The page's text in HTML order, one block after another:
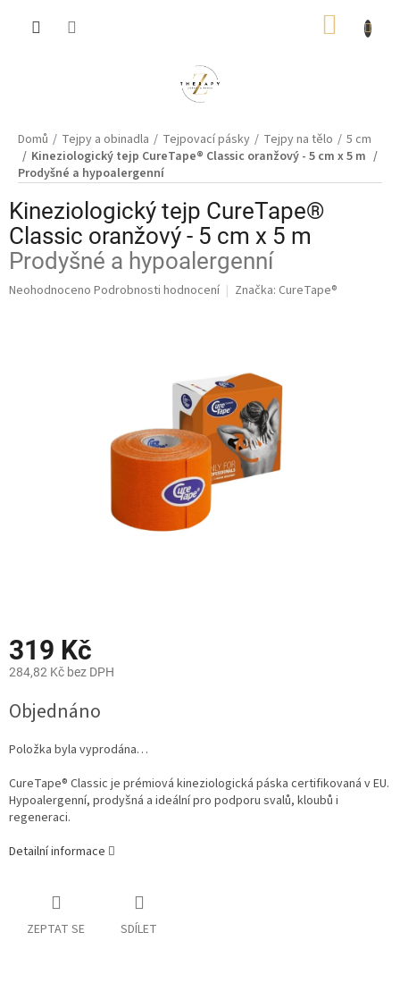
Domů Tejpy a obinadla Tejpovací pásky Tejpy na tělo
5 cm
Kineziologický tejp CureTape® Classic oranžový - 5 cm x 5 m
Prodyšné a hypoalergenní
Kineziologický tejp CureTape®
Classic oranžový - 5 cm x 5 m
Prodyšné a hypoalergenní
Průměrné
Neohodnoceno Podrobnosti hodnocení Značka: CureTape®
319 Kč
284,82 Kč bez DPH
cena:
Objednáno
Položka byla vyprodána…
CureTape® Classic je prémiová kineziologická páska certifikovaná v EU.
Hypoalergenní, prodyšná a ideální pro podporu svalů, kloubů i
regeneraci.
Detailní informace
ZEPTAT SE SDÍLET